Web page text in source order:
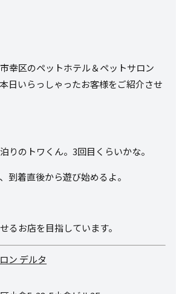
幸区のペットホテル＆ペットサロン
日いらっしゃったお客様をご紹介させ
りのトワくん。3回目くらいかな。
到着直後から遊び始めるよ。
るお店を目指しています。
ン デルタ